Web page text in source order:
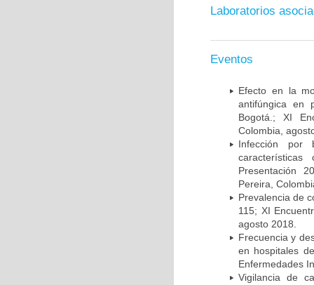
Laboratorios
Eventos
Efecto en la
antifúngica en
Bogotá.; XI
Colombia,
Infección por
Presentación
Pereira,
Prevalencia de
115; XI
agosto 2018.
Frecuencia y
en hospitales
Enfermedades
Vigilancia de